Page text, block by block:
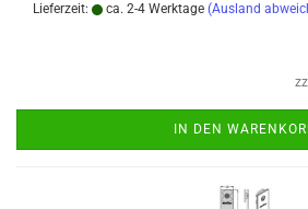
Lieferzeit:
ca. 2-4 Werktage (Ausland
IN DEN